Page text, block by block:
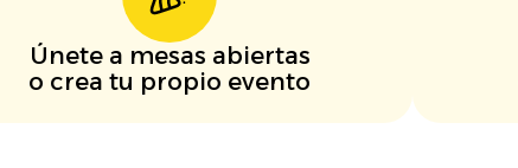
Únete a mesas abiertas
o crea tu propio evento